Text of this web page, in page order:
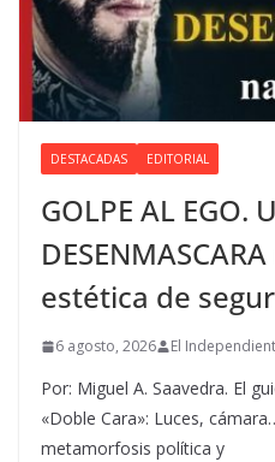
DESTACADAS EDITORIAL
GOLPE AL EGO.
estética de
6 agosto, 2026 El
Por: Miguel A. Saavedra. El
«Doble Cara»: Luces,
metamorfosis política y